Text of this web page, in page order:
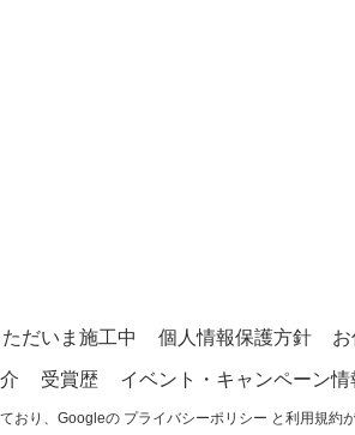
ただいま施工中
イベント・キャンペーン情
個人情報保護方針
受賞歴
おり、Googleの プライバシーポリシー と 利用規約